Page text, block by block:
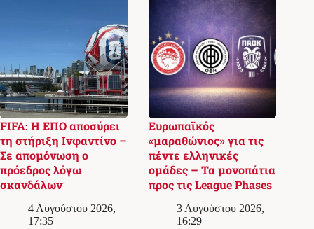
FIFA: Η ΕΠΟ αποσύρει
τη στήριξη Ινφαντίνο –
Σε απομόνωση ο
πρόεδρος λόγω
σκανδάλων
4 Αυγούστου 2026,
17:35
Ευρωπαϊκός
«μαραθώνιος» για τις
πέντε ελληνικές
ομάδες – Τα μονοπάτια
προς τις League Phases
3 Αυγούστου 2026,
16:29